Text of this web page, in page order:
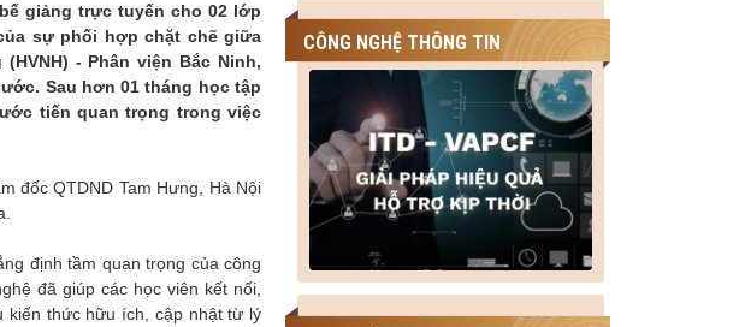
giảng trực tuyến cho 02 lớp
sự phối hợp chặt chẽ giữa
- Phân viện Bắc Ninh,
Sau hơn 01 tháng học tập
tiến quan trọng trong việc
đốc QTDND Tam Hưng, Hà Nội
định tầm quan trọng của công
đã giúp các học viên kết nối,
kiến thức hữu ích, cập nhật từ lý
CÔNG NGHỆ THÔNG TIN